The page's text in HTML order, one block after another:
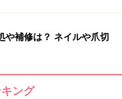
や補修は？ ネイルや爪切
ング